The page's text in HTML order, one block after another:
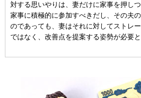
対する思いやりは、妻だけに家事を押し
家事に積極的に参加すべきだし、その夫
のであっても、妻はそれに対してストレ
ではなく、改善点を提案する姿勢が必要と